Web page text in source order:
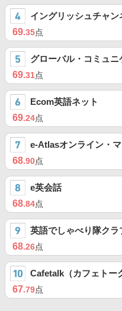
イングリッシュチャン
69.35点
グローバル・コミュ
69.31点
Ecom英語ネット
69.24点
e-Atlasオンライン・
68.90点
e英会話
68.84点
英語でしゃべり隊クラ
68.26点
Cafetalk（カフェトー
67.79点